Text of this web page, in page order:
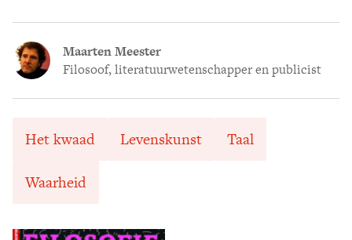
Maarten Meester
Filosoof, literatuurwetenschapper en publicist
Het kwaad Levenskunst Taal
Waarheid